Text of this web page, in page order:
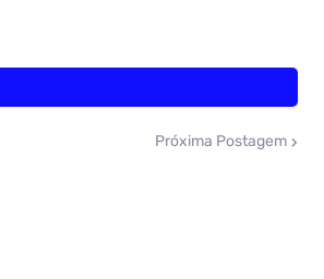
Próxima Postagem